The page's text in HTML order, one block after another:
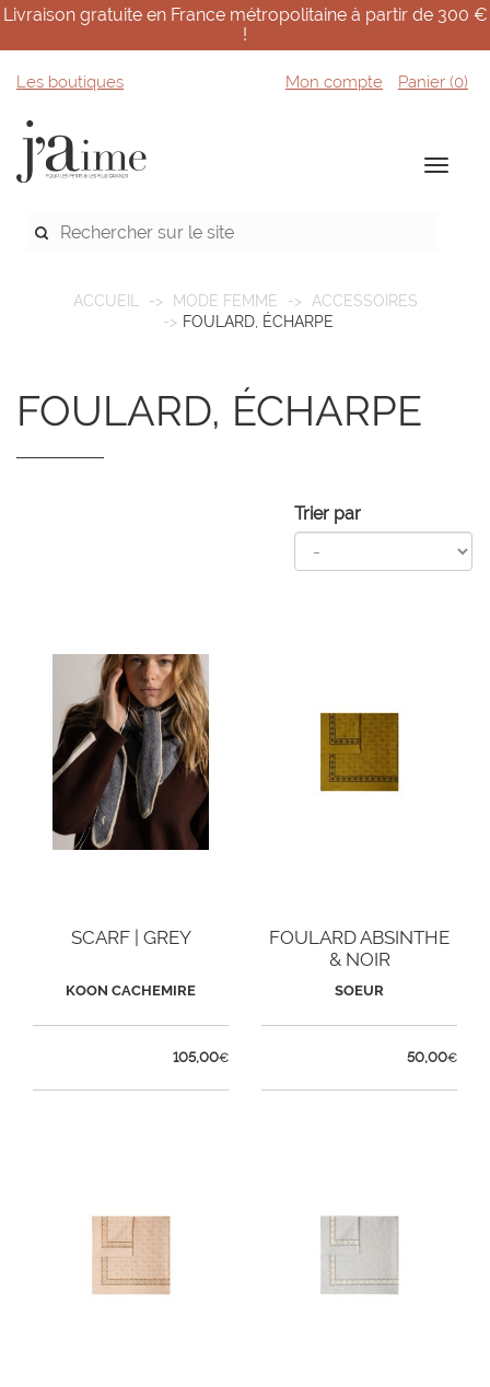
Livraison gratuite en France métropolitaine à partir de 300 €
!
Les boutiques Mon compte Panier (0)
ACCUEIL MODE FEMME
ACCESSOIRES
FOULARD, ÉCHARPE
FOULARD, ÉCHARPE
Trier par
SCARF | GREY
KOON CACHEMIRE
105,00€
FOULARD ABSINTHE
& NOIR
SOEUR
50,00€